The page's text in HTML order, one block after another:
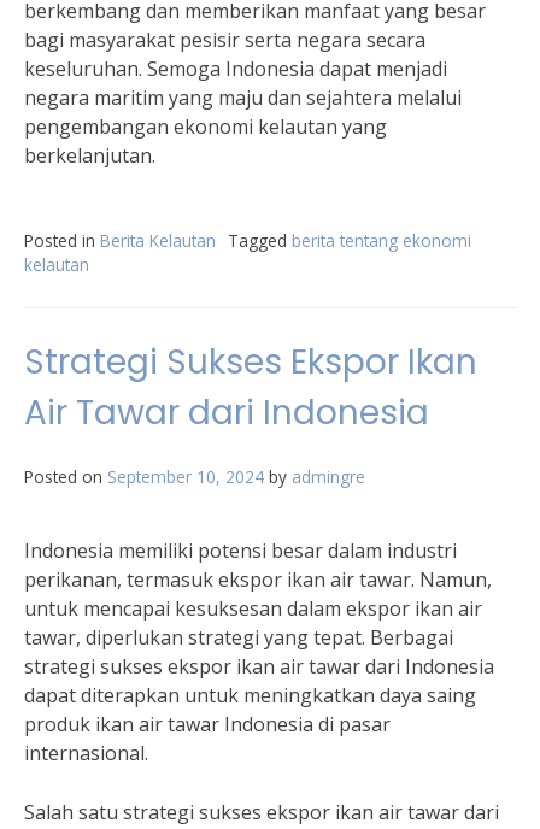
berkembang dan memberikan manfaat yang besar
bagi masyarakat pesisir serta negara secara
keseluruhan. Semoga Indonesia dapat menjadi
negara maritim yang maju dan sejahtera melalui
pengembangan ekonomi kelautan yang
berkelanjutan.
Posted in Berita Kelautan Tagged berita tentang ekonomi
kelautan
Strategi Sukses Ekspor Ikan
Air Tawar dari Indonesia
Posted on September 10, 2024 by admingre
Indonesia memiliki potensi besar dalam industri
perikanan, termasuk ekspor ikan air tawar. Namun,
untuk mencapai kesuksesan dalam ekspor ikan air
tawar, diperlukan strategi yang tepat. Berbagai
strategi sukses ekspor ikan air tawar dari Indonesia
dapat diterapkan untuk meningkatkan daya saing
produk ikan air tawar Indonesia di pasar
internasional.
Salah satu strategi sukses ekspor ikan air tawar dari